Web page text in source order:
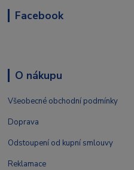
Facebook
O nákupu
Všeobecné obchodní podmínky
Doprava
Odstoupení od kupní smlouvy
Reklamace